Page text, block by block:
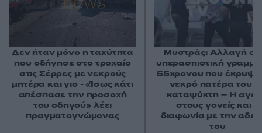
Δεν ήταν μόνο η ταχύτητα
που οδήγησε στο τροχαίο
στις Σέρρες με νεκρούς
μητέρα και γιο - «Ίσως κάτι
απέσπασε την προσοχή
του οδηγού» λέει
πραγματογνώμονας
Μυστράς: Αλλαγή
υπερασπιστική
55χρονου που έκρυψε
νεκρό πατέρα του
καταψύκτη – Η
στους γονείς και η
διαφωνία με την
του